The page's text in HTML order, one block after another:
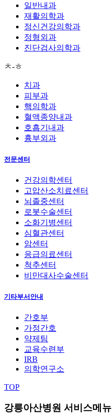
일반내과
재활의학과
정신건강의학과
정형외과
진단검사의학과
ㅊ-ㅎ
치과
피부과
핵의학과
혈액종양내과
호흡기내과
흉부외과
전문센터
건강의학센터
고압산소치료센터
뇌졸중센터
로봇수술센터
소화기병센터
심혈관센터
암센터
응급의료센터
척추센터
비만대사수술센터
기타부서안내
간호부
가정간호
약제팀
교육수련부
IRB
의학연구소
TOP
강릉아산병원 서비스메뉴